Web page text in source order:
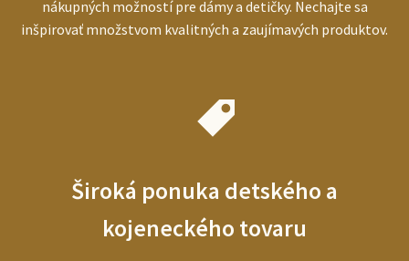
nákupných možností pre dámy a detičky. Nechajte sa
inšpirovať množstvom kvalitných a zaujímavých produktov.
Široká ponuka detského a
kojeneckého tovaru